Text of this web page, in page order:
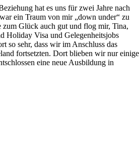
hat es uns für zwei Jahre nach
ein Traum von mir „down under“ zu
zum Glück auch gut und flog mir, Tina,
Holiday Visa und Gelegenheitsjobs
so sehr, dass wir im Anschluss das
fortsetzten. Dort blieben wir nur einige
eine neue Ausbildung in